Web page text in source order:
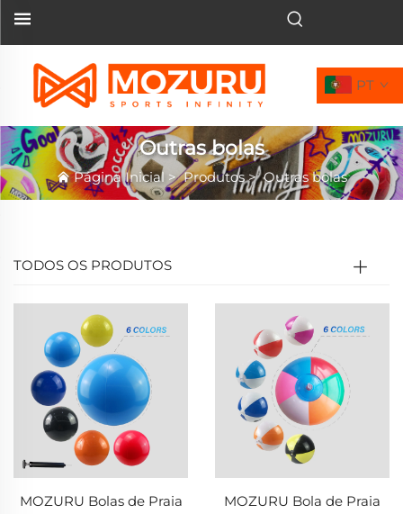
PT
Outras bolas
Página Inicial >Produtos>Outras bolas
TODOS OS PRODUTOS
MOZURU Bolas de Praia
MOZURU Bola de Praia